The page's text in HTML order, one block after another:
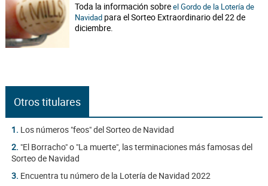
Toda la información sobreel Gordo de la Lotería de
Navidad para el Sorteo Extraordinario del 22 de
diciembre.
Otros titulares
1. Los números "feos" del Sorteo de Navidad
2. "El Borracho" o "La muerte", las terminaciones más famosas del
Sorteo de Navidad
3. Encuentra tu número de la Lotería de Navidad 2022